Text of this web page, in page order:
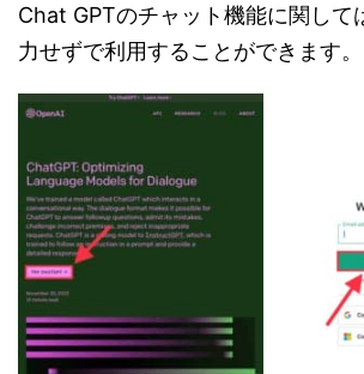
Chat GPTのチャット機能に関して
力せずで利用することができます。